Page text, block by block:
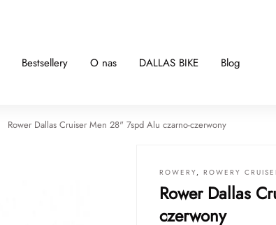
Bestsellery O nas DALLAS BIKE Blog
Rower Dallas Cruiser Men 28" 7spd Alu czarno-czerwony
ROWERY, ROWERY
Rower Dallas
czerwony